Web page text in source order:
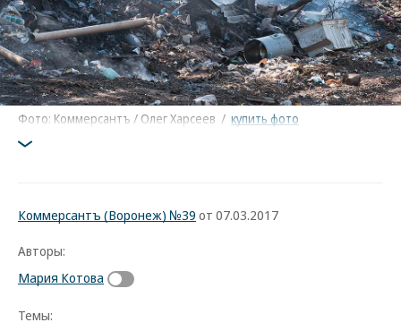
Фото: Коммерсантъ / Олег Харсеев / купить фото
Коммерсантъ (Воронеж) №39 от 07.03.2017
Авторы:
Мария Котова
Темы: